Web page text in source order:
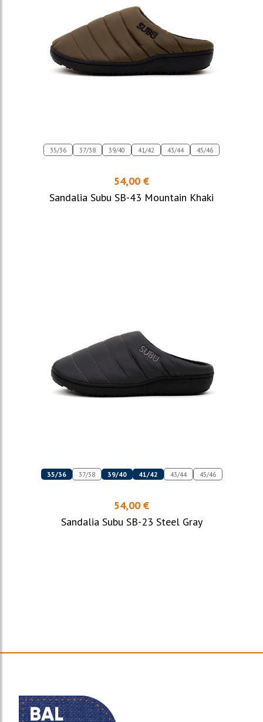
35/36 37/38 39/40 41/42 43/44 45/46
54,00 €
Sandalia Subu SB-43 Mountain Khaki
35/36 37/38 39/40 41/42 43/44 45/46
54,00 €
Sandalia Subu SB-23 Steel Gray